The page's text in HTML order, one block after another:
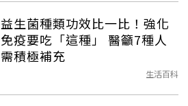
益生菌種類功效比一比！強化
免疫要吃「這種」 醫籲7種人
需積極補充
生活百科